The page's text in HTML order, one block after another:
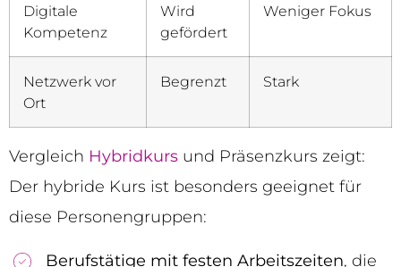
Digitale
Kompetenz
Wird
gefördert
Weniger Fokus
Netzwerk vor
Ort
Begrenzt Stark
Vergleich Hybridkurs und Präsenzkurs zeigt:
Der hybride Kurs ist besonders geeignet für
diese Personengruppen:
Berufstätige mit festen Arbeitszeiten, die